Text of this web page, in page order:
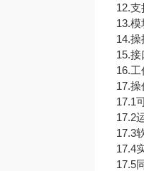
12.
13.
14.
15.
16.
17.
17.1
17.2
17.3
17.4
17.5